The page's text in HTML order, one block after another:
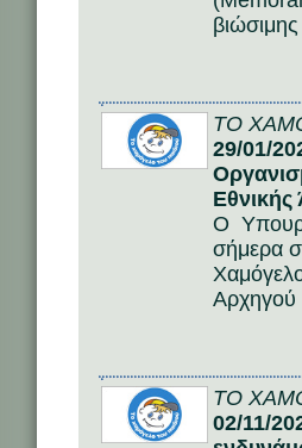
ΤΟ
29/01/
Ο
σήμερα
Αρχηγού
ΤΟ
02/11/